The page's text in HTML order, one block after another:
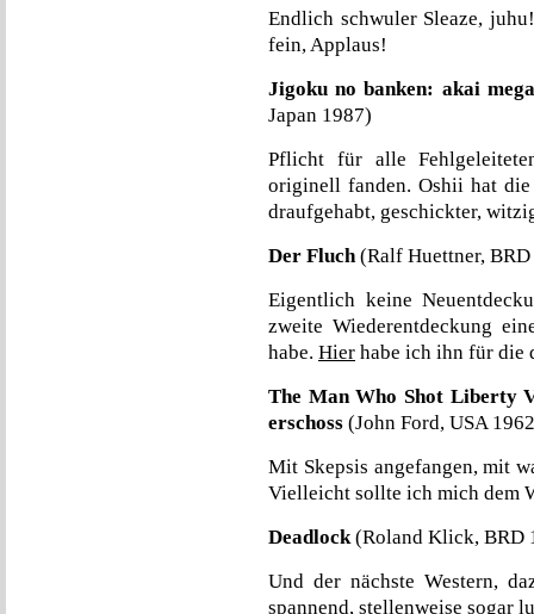
Endlich schwuler Sleaze,
fein, Applaus!
Jigoku no banken: akai
Japan 1987)
Pflicht für alle
originell fanden. Oshii hat die
draufgehabt, geschickter,
Der Fluch(Ralf Huettner, BRD
Eigentlich keine
zweite Wiederentdeckung
habe. Hier habe ich ihn für die
The Man Who Shot Liberty
erschoss (John Ford, USA
Mit Skepsis angefangen, mit
Vielleicht sollte ich mich dem
Deadlock(Roland Klick, BRD
Und der nächste Western,
spannend, stellenweise sogar